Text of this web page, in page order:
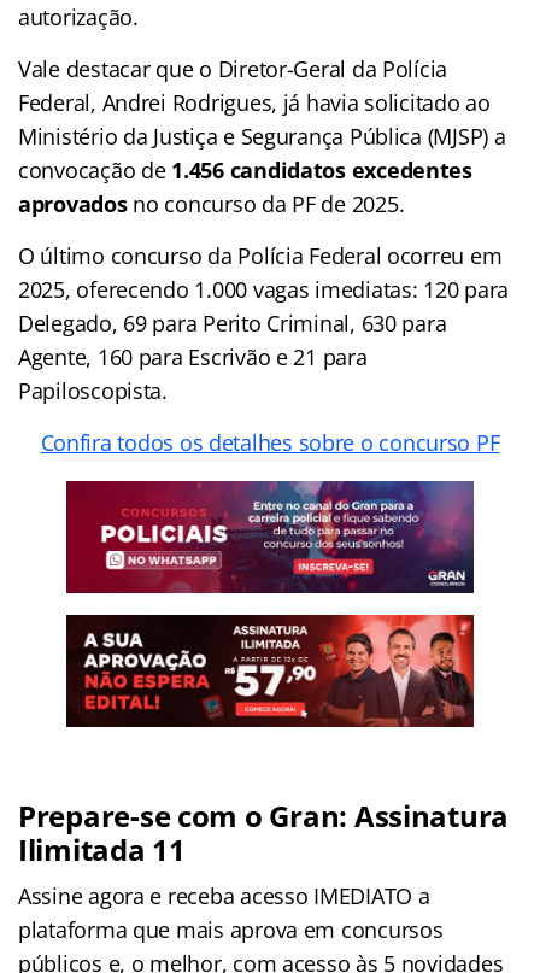
autorização.
Vale destacar que o Diretor-Geral da Polícia
Federal, Andrei Rodrigues, já havia solicitado ao
Ministério da Justiça e Segurança Pública (MJSP) a
convocação de 1.456 candidatos excedentes
aprovadosno concurso da PF de 2025.
O último concurso da Polícia Federal ocorreu em
2025, oferecendo 1.000 vagas imediatas: 120 para
Delegado, 69 para Perito Criminal, 630 para
Agente, 160 para Escrivão e 21 para
Papiloscopista.
Confira todos os detalhes sobre o concurso PF
Prepare-se com o Gran: Assinatura
Ilimitada 11
Assine agora e receba acesso IMEDIATO a
plataforma que mais aprova em concursos
públicos e, o melhor, com acesso às 5 novidades